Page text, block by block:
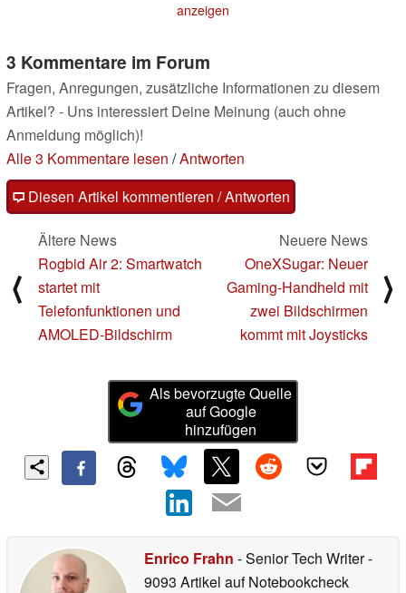
anzeigen
3 Kommentare im Forum
Fragen, Anregungen, zusätzliche Informationen zu diesem
Artikel? - Uns interessiert Deine Meinung (auch ohne
Anmeldung möglich)!
Alle 3 Kommentare lesen /Antworten
Diesen Artikel kommentieren / Antworten
⟨
Ältere News
Rogbid Air 2: Smartwatch
startet mit
Telefonfunktionen und
AMOLED-Bildschirm
Neuere News
OneXSugar: Neuer
Gaming-Handheld mit
zwei Bildschirmen
kommt mit Joysticks
⟩
Als bevorzugte Quelle
auf Google
hinzufügen
Enrico Frahn - Senior Tech Writer-
9093 Artikel auf Notebookcheck